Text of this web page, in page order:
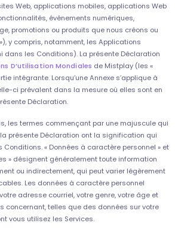
Web, applications mobiles, applications Web
événements numériques,
promotions ou produits que nous créons ou
y compris, notamment, les Applications
dans les Conditions). La présente Déclaration
D’utilisation Mondiales de Mistplay (les «
intégrante. Lorsqu’une Annexe s’applique à
ci prévalent dans la mesure où elles sont en
Déclaration.
les termes commençant par une majuscule qui
présente Déclaration ont la signification qui
« Données à caractère personnel » et
» désignent généralement toute information
ou indirectement, qui peut varier légèrement
Les données à caractère personnel
adresse courriel, votre genre, votre âge et
concernant, telles que des données sur votre
vous utilisez les Services.